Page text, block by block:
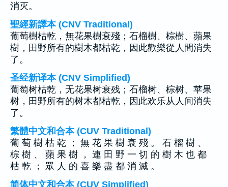
消灭。
聖經新譯本 (CNV Traditional)
葡萄樹枯乾，無花果樹衰殘；石榴樹、棕樹、蘋果
樹，田野所有的樹木都枯乾，因此歡樂從人間消失
了。
圣经新译本 (CNV Simplified)
葡萄树枯乾，无花果树衰残；石榴树、棕树、苹果
树，田野所有的树木都枯乾，因此欢乐从人间消失
了。
繁體中文和合本 (CUV Traditional)
葡 萄 樹 枯 乾 ； 無 花 果 樹 衰 殘 。 石 榴 樹 、
棕 樹 、 蘋 果 樹 ， 連 田 野 一 切 的 樹 木 也 都
枯 乾 ； 眾 人 的 喜 樂 盡 都 消 滅 。
简体中文和合本 (CUV Simplified)